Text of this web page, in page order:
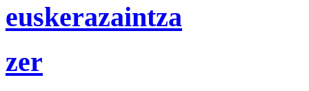
euskerazaintza
zer